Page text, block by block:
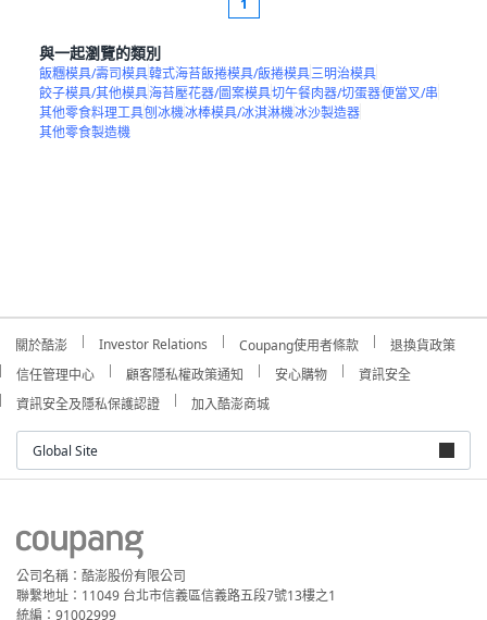
1
與一起瀏覽的類別
飯糰模具/壽司模具韓式海苔飯捲模具/飯捲模具三明治模具
餃子模具/其他模具海苔壓花器/圖案模具切午餐肉器/切蛋器便當叉/串
其他零食料理工具刨冰機冰棒模具/冰淇淋機冰沙製造器
其他零食製造機
關於酷澎 Investor Relations Coupang使用者條款
退換貨政策
信任管理中心
顧客隱私權政策通知 安心購物
資訊安全
資訊安全及隱私保護認證
加入酷澎商城
Global Site
公司名稱：酷澎股份有限公司
聯繫地址：11049 台北市信義區信義路五段7號13樓之1
統編：91002999